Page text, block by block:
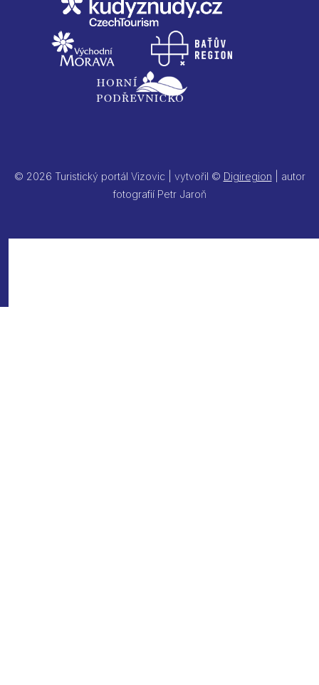
© 2026 Turistický portál Vizovic | vytvořil © Digiregion | autor
fotografií Petr Jaroň